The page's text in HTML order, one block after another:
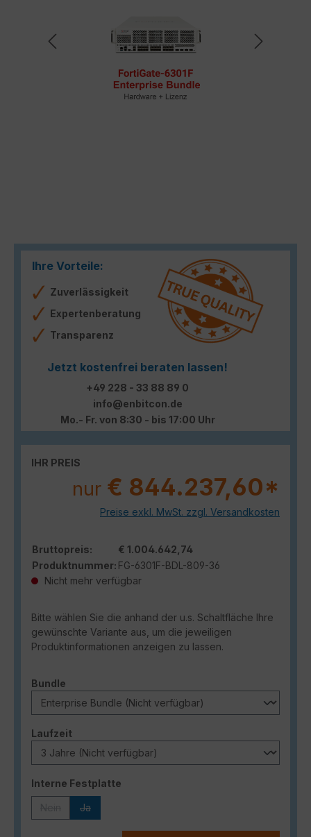
Ihre Vorteile:
Zuverlässigkeit
Expertenberatung
Transparenz
Jetzt kostenfrei beraten lassen!
+49 228 - 33 88 89 0
info@enbitcon.de
Mo.- Fr. von 8:30 - bis 17:00 Uhr
IHR PREIS
nur € 844.237,60*
Preise exkl. MwSt. zzgl. Versandkosten
Bruttopreis:
€ 1.004.642,74
Produktnummer: FG-6301F-BDL-809-36
Nicht mehr verfügbar
Bitte wählen Sie die anhand der u.s. Schaltfläche Ihre
gewünschte Variante aus, um die jeweiligen
Produktinformationen anzeigen zu lassen.
Bundle
Laufzeitauswählen
Interne Festplatte
Ja